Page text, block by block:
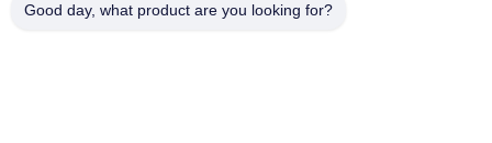
Guangdong Yuhua Playing Cards Co., Ltd. Добавить: No 26
Good day, what product are you looking for?